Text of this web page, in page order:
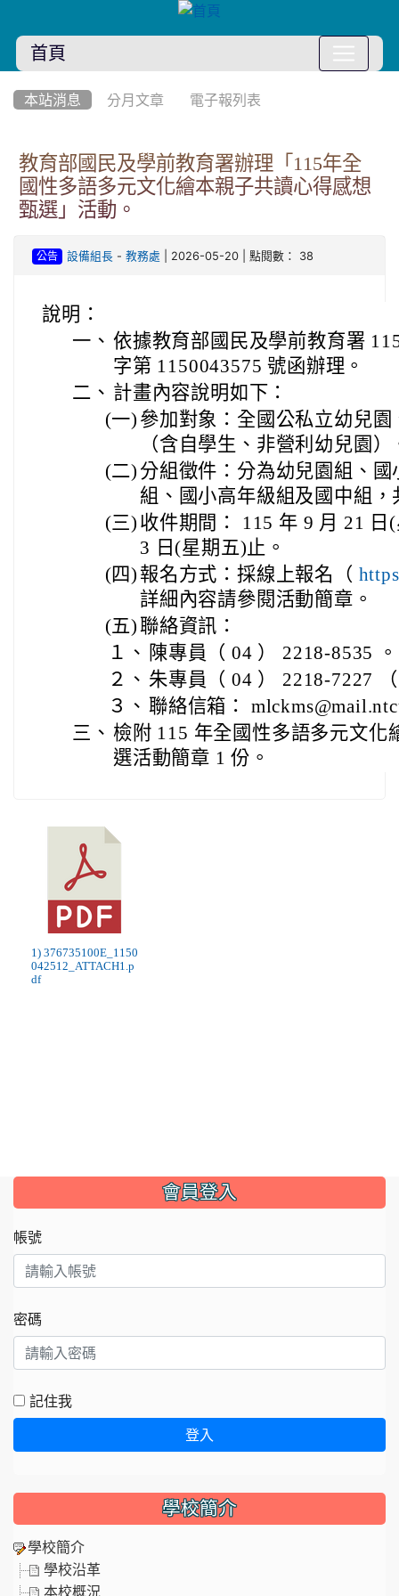
首頁
本站消息 分月文章 電子報列表
教育部國民及學前教育署辦理「115年全
國性多語多元文化繪本親子共讀心得感想
甄選」活動。
公告 設備組長- 教務處 | 2026-05-20 | 點閱數： 38
說明：
一、 依據教育部國民及學前教育署
字第 1150043575 號函辦理。
二、 計畫內容說明如下：
(一) 參加對象：全國公私立幼兒
（含自學生、非營利幼兒園）
(二) 分組徵件：分為幼兒園組、
組、國小高年級組及國中組，
(三) 收件期間： 115 年 9 月 21 日
3 日(星期五)止。
(四) 報名方式：採線上報名（
詳細內容請參閱活動簡章。
(五) 聯絡資訊：
１、 陳專員（ 04 ） 2218-8535 。
２、 朱專員（ 04 ） 2218-7227
３、 聯絡信箱：
三、 檢附 115 年全國性多語多元文化
選活動簡章 1 份。
1) 376735100E_1150
042512_ATTACH1.p
df
::: 會員登入
帳號
密碼
記住我
登入
學校簡介
學校簡介
學校沿革
本校概況